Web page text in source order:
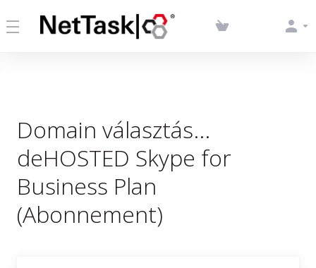
Domain választás...
deHOSTED Skype for
Business Plan
(Abonnement)